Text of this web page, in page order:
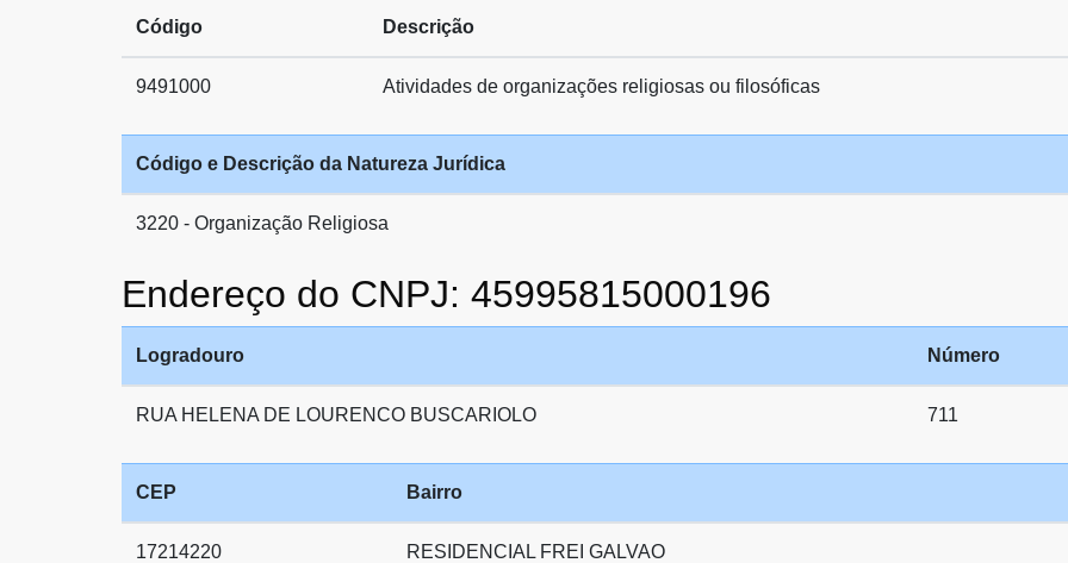
Código Descrição
9491000 Atividades de organizações religiosas ou filosóficas
Código e Descrição da Natureza Jurídica
3220 - Organização Religiosa
Endereço do CNPJ: 45995815000196
Logradouro Número
RUA HELENA DE LOURENCO BUSCARIOLO 711
CEP Bairro
17214220 RESIDENCIAL FREI GALVAO